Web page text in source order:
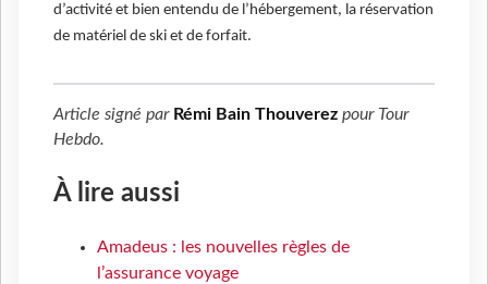
d’activité et bien entendu de l’hébergement, la réservation
de matériel de ski et de forfait.
Article signé par Rémi Bain Thouverez pour Tour
Hebdo.
À lire aussi
Amadeus : les nouvelles règles de
l’assurance voyage